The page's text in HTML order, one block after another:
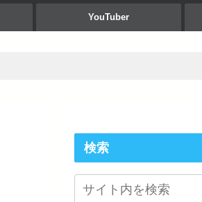
YouTuber
検索